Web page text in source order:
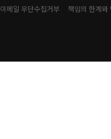
이메일 무단수집거부 책임의 한계와